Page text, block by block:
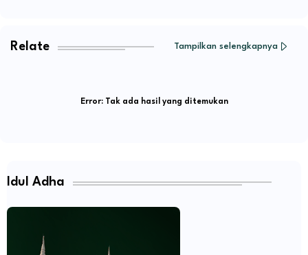
Relate Tampilkan selengkapnya
Error:Tak ada hasil yang ditemukan
Idul Adha